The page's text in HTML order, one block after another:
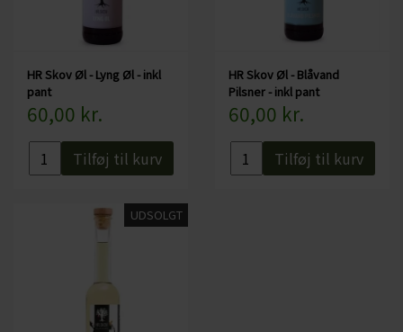
HR Skov Øl - Lyng Øl - inkl
pant
60,00 kr.
Tilføj til kurv
HR Skov Øl - Blåvand
Pilsner - inkl pant
60,00 kr.
Tilføj til kurv
UDSOLGT